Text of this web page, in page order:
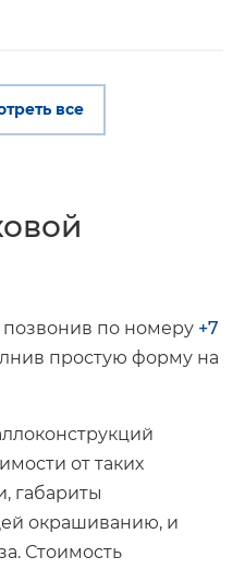
все
по номеру +7
простую форму на
от таких
габариты
окрашиванию, и
Стоимость